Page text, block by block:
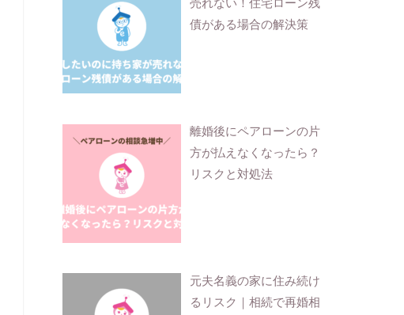
売れない！住宅ローン残
債がある場合の解決策
離婚後にペアローンの片
方が払えなくなったら？
リスクと対処法
元夫名義の家に住み続け
るリスク｜相続で再婚相